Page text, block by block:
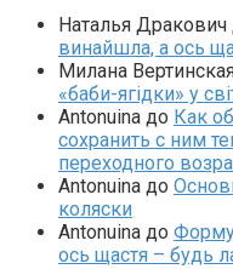
Наталья Дракович
винайшла, а ось
Милана
«баби-ягідки» у
Antonuina до Как
сохранить с ним
переходного
Antonuina до
коляски
Antonuina до
ось щастя – будь